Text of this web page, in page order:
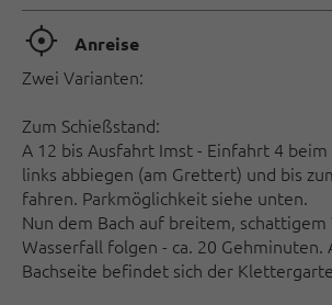
🞞 Anreise
Zwei Varianten:
Zum Schießstand:
A 12 bis Ausfahrt Imst - Einfahrt 4
links abbiegen (am Grettert) und bis
fahren. Parkmöglichkeit siehe unten.
Nun dem Bach auf breitem, schattigem
Wasserfall folgen - ca. 20 Gehminuten.
Bachseite befindet sich der